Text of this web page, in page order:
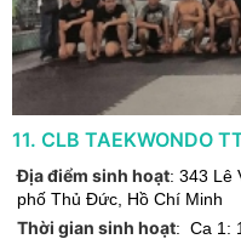
11. CLB TAEKWONDO
Địa điểm sinh hoạt: 343 Lê
phố Thủ Đức Hồ Chí Minh
Thời gian sinh hoạt: Ca 1: